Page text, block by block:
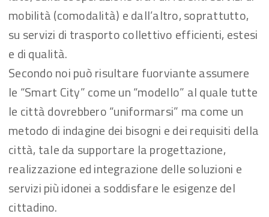
mobilità (comodalità) e dall’altro, soprattutto,
su servizi di trasporto collettivo efficienti, estesi
e di qualità.
Secondo noi può risultare fuorviante assumere
le “Smart City” come un “modello” al quale tutte
le città dovrebbero “uniformarsi” ma come un
metodo di indagine dei bisogni e dei requisiti della
città, tale da supportare la progettazione,
realizzazione ed integrazione delle soluzioni e
servizi più idonei a soddisfare le esigenze del
cittadino.